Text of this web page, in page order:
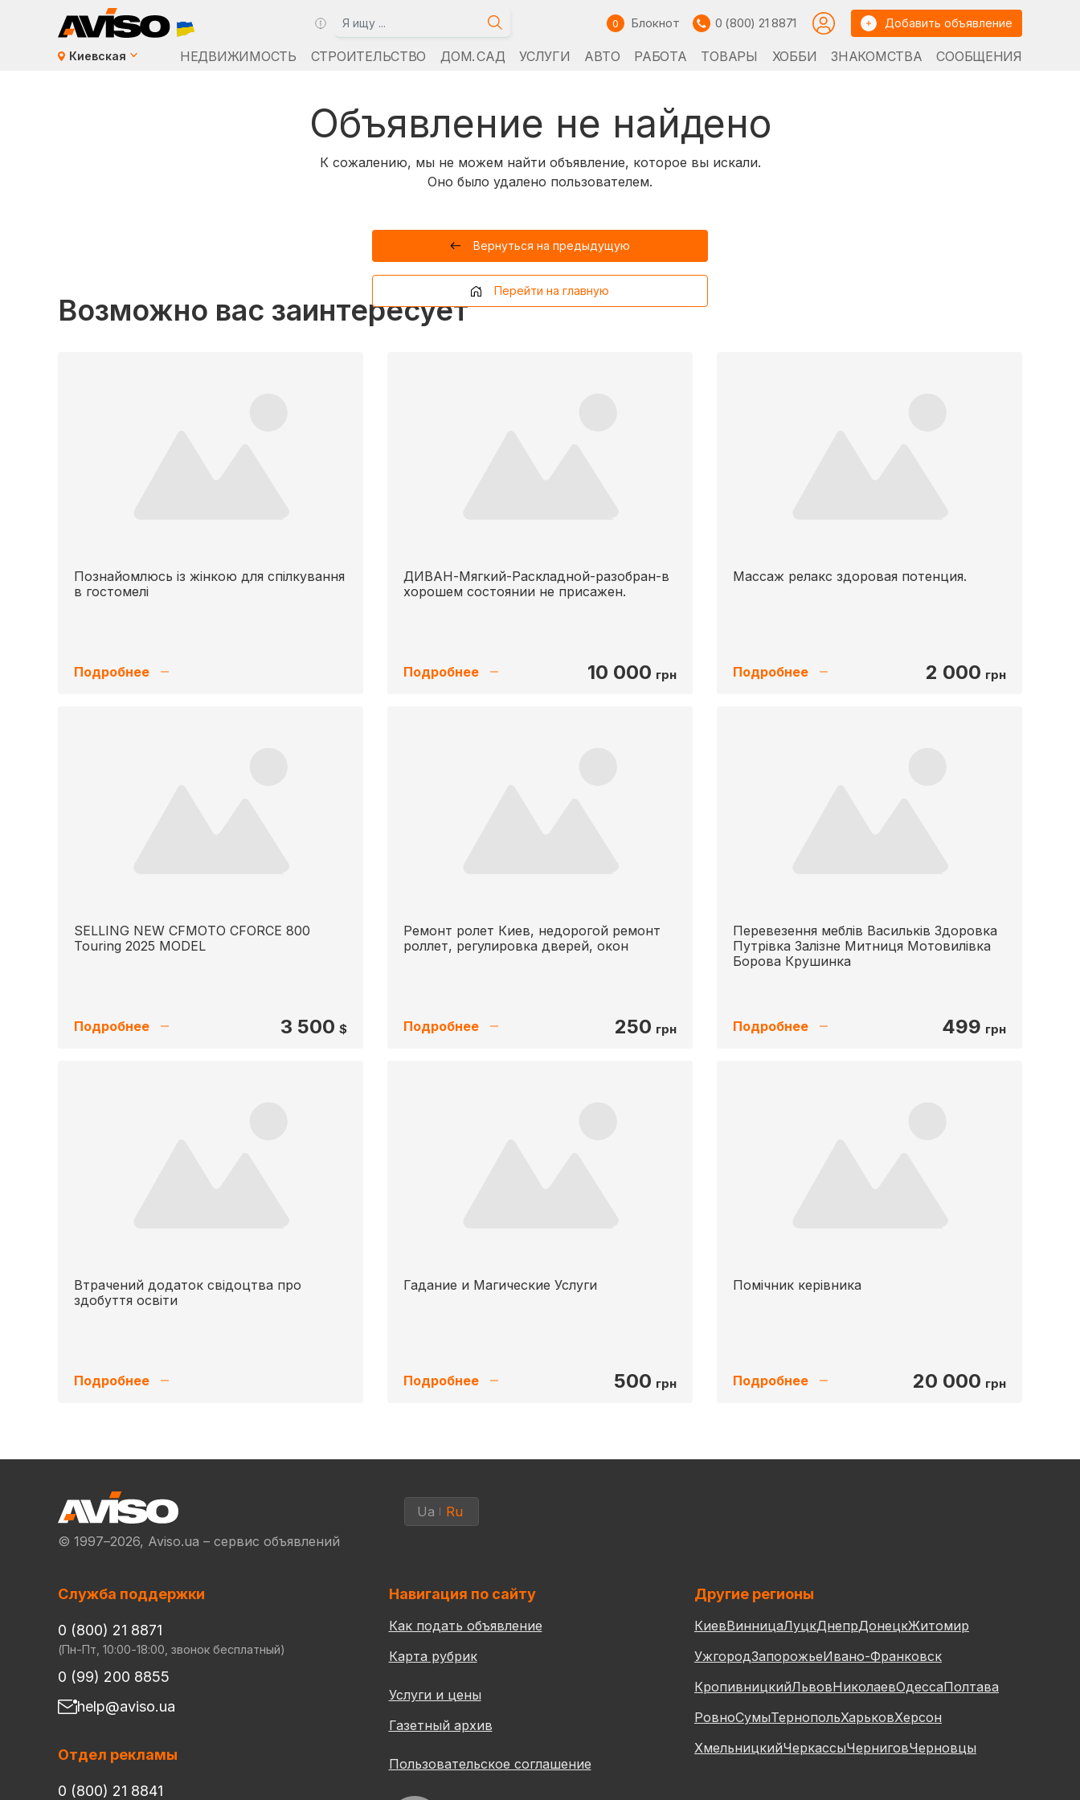
0 Блокнот 0 (800) 21 8871 Добавить объявление
Киевская НЕДВИЖИМОСТЬ СТРОИТЕЛЬСТВО ДОМ. САД УСЛУГИ АВТО РАБОТА ТОВАРЫ ХОББИ ЗНАКОМСТВА СООБЩЕНИЯ
Объявление не найдено
К сожалению, мы не можем найти объявление, которое вы искали.
Оно было удалено пользователем.
Вернуться на предыдущую
Перейти на главную
Возможно вас заинтересует
Познайомлюсь із жінкою для спілкування
в гостомелі
Подробнее
ДИВАН-Мягкий-Раскладной-разобран-в
хорошем состоянии не присажен.
Подробнее 10 000 грн
Массаж релакс здоровая потенция.
Подробнее 2 000 грн
SELLING NEW CFMOTO CFORCE 800
Touring 2025 MODEL
Подробнее 3 500 $
Ремонт ролет Киев, недорогой ремонт
роллет, регулировка дверей, окон
Подробнее 250 грн
Перевезення меблів Васильків Здоровка
Путрівка Залізне Митниця Мотовилівка
Борова Крушинка
Подробнее 499 грн
Втрачений додаток свідоцтва про
здобуття освіти
Подробнее
Гадание и Магические Услуги
Подробнее 500 грн
Помічник керівника
Подробнее 20 000 грн
© 1997–2026, Aviso.ua – сервис объявлений
Ua Ru
Служба поддержки
0 (800) 21 8871
(Пн-Пт, 10:00-18:00, звонок бесплатный)
0 (99) 200 8855
help@aviso.ua
Отдел рекламы
0 (800) 21 8841
Навигация по сайту
Как подать объявление
Карта рубрик
Услуги и цены
Газетный архив
Пользовательское соглашение
Другие регионы
КиевВинницаЛуцкДнепрДонецкЖитомир
УжгородЗапорожьеИвано-Франковск
КропивницкийЛьвовНиколаевОдессаПолтава
РовноСумыТернопольХарьковХерсон
ХмельницкийЧеркассыЧерниговЧерновцы